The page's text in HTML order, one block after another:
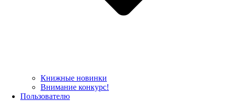
Книжные новинки
Внимание конкурс!
Пользователю